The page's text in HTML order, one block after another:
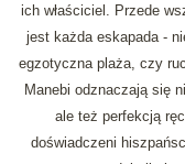
ich właściciel. Przede
jest każda eskapada -
egzotyczna plaża, czy
Manebi odznaczają się
ale też perfekcją
doświadczeni